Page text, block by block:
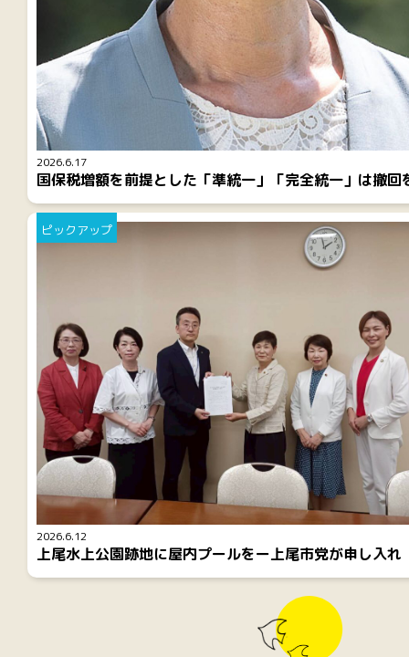
2026.6.17
国保税増額を前提とした「準統一」「完全統一」は撤回
2026.6.12
ピックアップ
上尾水上公園跡地に屋内プールをー上尾市党が申し入れ